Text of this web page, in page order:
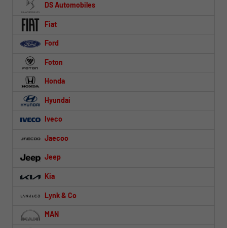
DS Automobiles
Fiat
Ford
Foton
Honda
Hyundai
Iveco
Jaecoo
Jeep
Kia
Lynk & Co
MAN